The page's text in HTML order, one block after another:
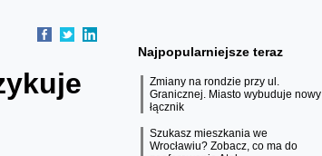
Najpopularniejsze teraz
Zmiany na rondzie przy ul.
Granicznej. Miasto wybuduje nowy
łącznik
Szukasz mieszkania we
Wrocławiu? Zobacz, co ma do